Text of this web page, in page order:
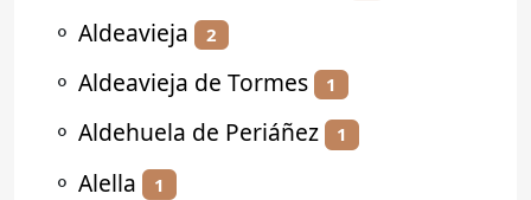
⚬ Aldeavieja 2
⚬ Aldeavieja de Tormes 1
⚬ Aldehuela de Periáñez 1
⚬ Alella 1